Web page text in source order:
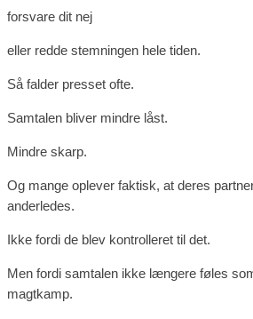
forsvare dit nej
eller redde stemningen hele tiden.
Så falder presset ofte.
Samtalen bliver mindre låst.
Mindre skarp.
Og mange oplever faktisk, at deres
anderledes.
Ikke fordi de blev kontrolleret til det.
Men fordi samtalen ikke længere føles
magtkamp.